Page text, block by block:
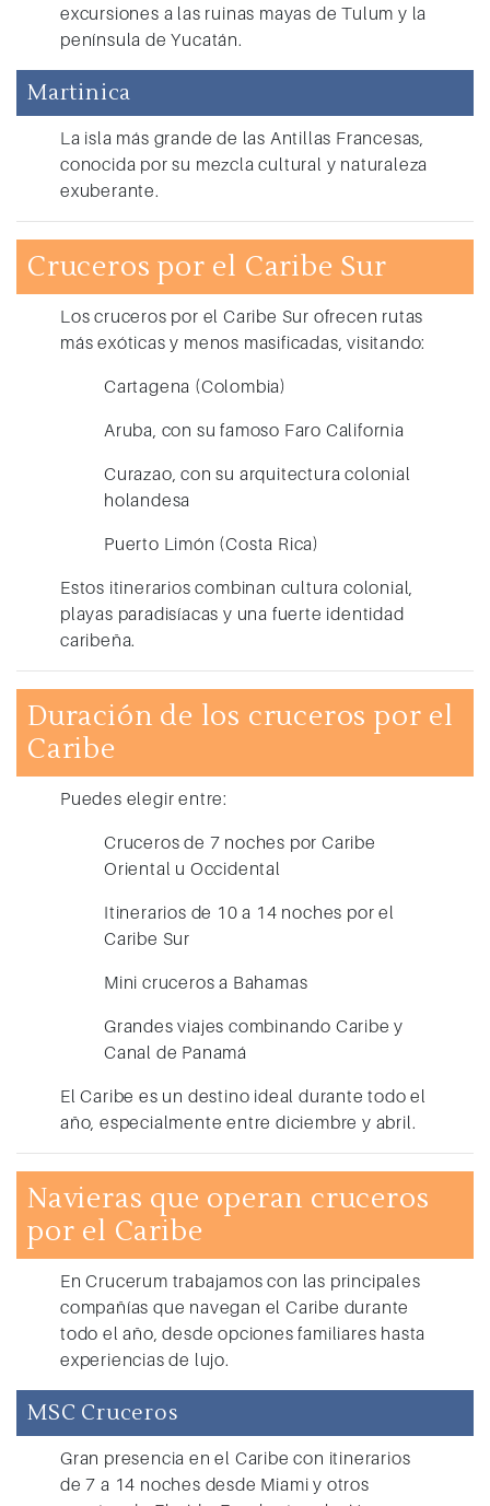
excursiones a las ruinas mayas de Tulum y la
península de Yucatán.
Martinica
La isla más grande de las Antillas Francesas,
conocida por su mezcla cultural y naturaleza
exuberante.
Cruceros por el Caribe Sur
Loscruceros por el Caribe Sur ofrecen rutas
más exóticas y menos masificadas, visitando:
Cartagena (Colombia)
Aruba , con su famoso Faro California
Curazao , con su arquitectura colonial
holandesa
Puerto Limón (Costa Rica)
Estos itinerarios combinan cultura colonial,
playas paradisíacas y una fuerte identidad
caribeña.
Duración de los cruceros por el
Caribe
Puedes elegir entre:
Cruceros de 7 noches por Caribe
Oriental u Occidental
Itinerarios de 10 a 14 noches por el
Caribe Sur
Mini cruceros a Bahamas
Grandes viajes combinando Caribe y
Canal de Panamá
El Caribe es un destino ideal durante todo el
año, especialmente entre diciembre y abril.
Navieras que operan cruceros
por el Caribe
En Crucerum trabajamos con las principales
compañías que navegan el Caribe durante
todo el año, desde opciones familiares hasta
experiencias de lujo.
MSC Cruceros
Gran presencia en el Caribe con itinerarios
de 7 a 14 noches desde Miami y otros